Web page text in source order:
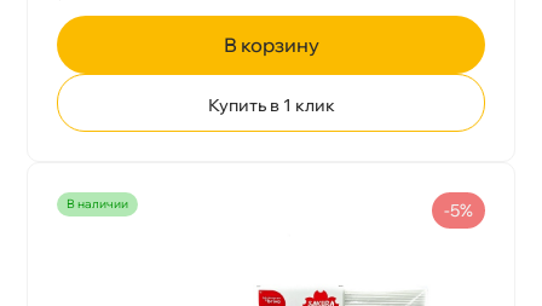
корзину
Купить в 1 клик
наличии -5%